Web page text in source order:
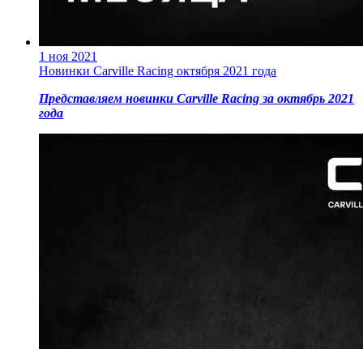
1 ноя 2021
Новинки Carville Racing октября 2021 года
Представляем новинки Carville Racing за октябрь 2021
года